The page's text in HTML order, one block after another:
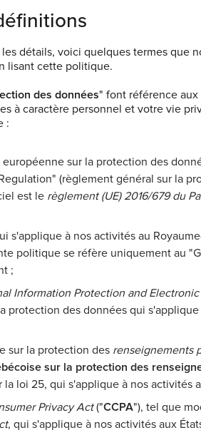
détails, voici quelques termes que
lisant cette politique.
des données" font référence
à caractère personnel et votre vie
:
européenne sur la protection des
(règlement général sur la
est le règlement (UE) 2016/679 du
s'applique à nos activités au
politique se réfère uniquement au
;
Information Protection and
protection des données qui
sur la protection des renseignements
sur la protection des
la loi 25, qui s'applique à nos activités
Privacy Act("CCPA"), tel que
, qui s'applique à nos activités aux